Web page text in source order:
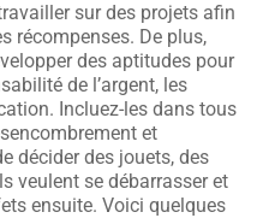
sur des projets afin
récompenses. De plus,
des aptitudes pour
de l’argent, les
Incluez-les dans tous
et
décider des jouets, des
veulent se débarrasser et
ensuite. Voici quelques